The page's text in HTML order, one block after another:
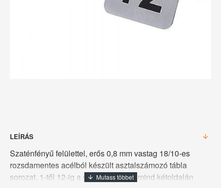
LEÍRÁS
Szaténfényű felülettel, erős 0,8 mm vastag 18/10-es
rozsdamentes acélból készült asztalszámozó tábla
sorozat, 1-től 12-ig a számok a tábla mind kétoldalán